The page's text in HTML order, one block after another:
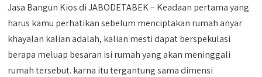
Jasa Bangun Kios di JABODETABEK – Keadaan pertama yang
harus kamu perhatikan sebelum menciptakan rumah anyar
khayalan kalian adalah, kalian mesti dapat berspekulasi
berapa meluap besaran isi rumah yang akan meninggali
rumah tersebut. karna itu tergantung sama dimensi